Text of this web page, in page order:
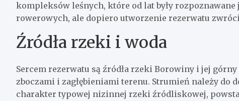
kompleksów leśnych, które od lat były
rowerowych, ale dopiero utworzenie rezerwatu
Źródła rzeki i woda
Sercem rezerwatu są źródła rzeki Borowiny i jej
zboczami i zagłębieniami terenu. Strumień należy
charakter typowej nizinnej rzeki źródliskowej,